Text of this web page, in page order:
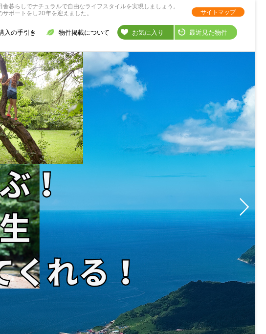
らしでナチュラルで自由なライフスタイルを実現しましょう。
ポートをし20年を迎えました。
サイトマップ
入の手引き 物件掲載について お気に入り 最近見た物件